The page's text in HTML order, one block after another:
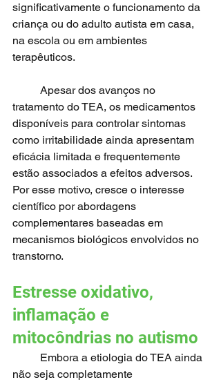
significativamente o funcionamento da
criança ou do adulto autista em casa,
na escola ou em ambientes
terapêuticos.
tratamento do TEA, os medicamentos
disponíveis para controlar sintomas
como irritabilidade ainda apresentam
eficácia limitada e frequentemente
estão associados a efeitos adversos.
Por esse motivo, cresce o interesse
científico por abordagens
complementares baseadas em
mecanismos biológicos envolvidos no
transtorno.
Estresse oxidativo,
inflamação e
mitocôndrias no autismo
não seja completamente